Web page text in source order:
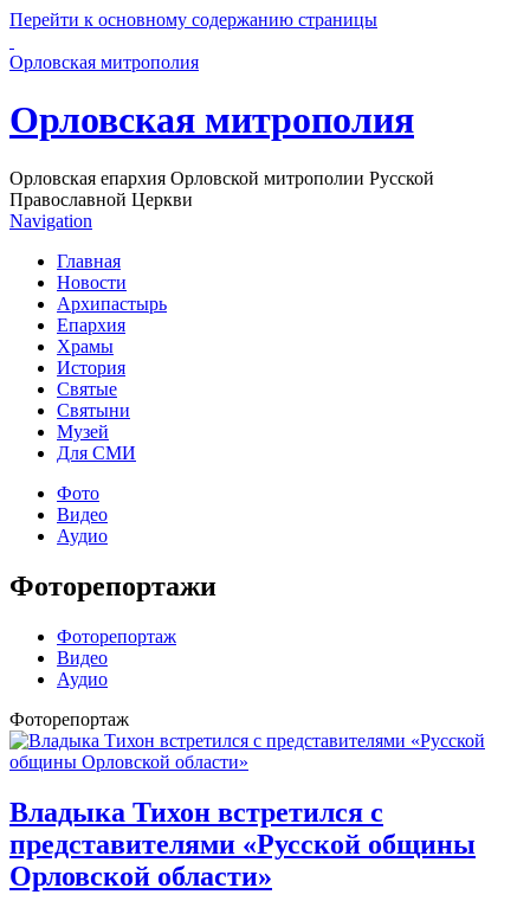
Перейти к основному содержанию страницы
Орловская митрополия
Орловская митрополия
Орловская епархия Орловской митрополии Русской
Православной Церкви
Navigation
Главная
Новости
Архипастырь
Епархия
Храмы
История
Святые
Святыни
Музей
Для СМИ
Фото
Видео
Аудио
Фоторепортажи
Фоторепортаж
Видео
Аудио
Фоторепортаж
Владыка Тихон встретился с
представителями «Русской общины
Орловской области»